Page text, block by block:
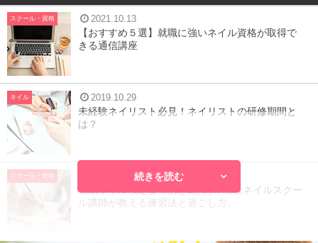
スクール・資格 2021.10.13
【おすすめ５選】就職に強いネイル資格が取得で
きる通信講座
ネイル 2019.10.29
未経験ネイリスト必見！ネイリストの研修期間と
は？
スクール・資格 2017.08.24
秋期ネイル検定まであと2か月！現役ネイルスクー
ル講師が教える練習法と過ごし方。
続きを読む